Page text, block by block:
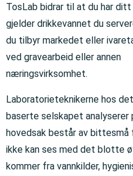
TosLab bidrar til at du har ditt
gjelder drikkevannet du
du tilbyr markedet eller
ved gravearbeid eller annen
næringsvirksomhet.
Laboratorieteknikerne hos
baserte selskapet analyserer
hovedsak består av bittesmå
ikke kan ses med det blotte
kommer fra vannkilder,